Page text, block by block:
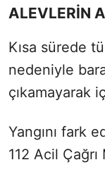
ALEVLERİN
Kısa sürede
nedeniyle
çıkamayarak
Yangını fark
112 Acil